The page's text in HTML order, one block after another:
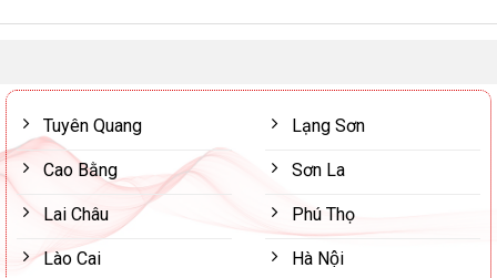
Tuyên Quang
Cao Bằng
Lai Châu
Lào Cai
Lạng Sơn
Sơn La
Phú Thọ
Hà Nội